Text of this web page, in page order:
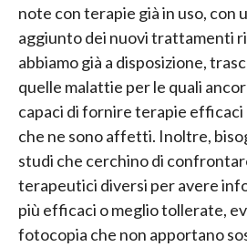
note con terapie già in uso, con
aggiunto dei nuovi trattamenti
abbiamo già a disposizione,
quelle malattie per le quali
capaci di fornire terapie efficaci
che ne sono affetti. Inoltre,
studi che cerchino di
terapeutici diversi per avere
più efficaci o meglio tollerate,
fotocopia che non apportano